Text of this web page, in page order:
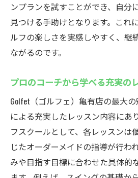
ンプランを試すことができ、自分
見つける手助けとなります。これ
ルフの楽しさを実感しやすく、継
ながるのです。
プロのコーチから学べる充実の
Golfet（ゴルフェ）亀有店の最大
による充実したレッスン内容にあ
フスクールとして、各レッスンは
じたオーダーメイドの指導が行わ
みや目指す目標に合わせた具体的